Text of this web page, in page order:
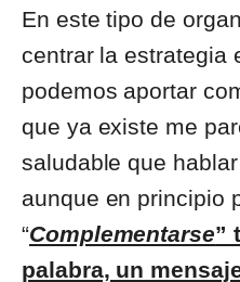
En este tipo de
centrar la estrategia
podemos aportar
que ya existe me
saludable que hablar
aunque en principio
“Complementarse”
palabra, un